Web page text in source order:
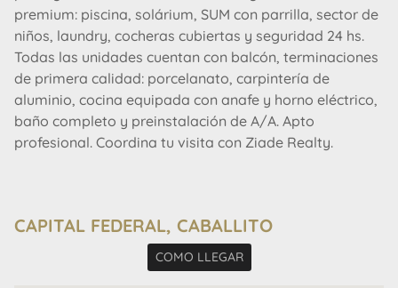
premium: piscina, solárium, SUM con parrilla, sector de
niños, laundry, cocheras cubiertas y seguridad 24 hs.
Todas las unidades cuentan con balcón, terminaciones
de primera calidad: porcelanato, carpintería de
aluminio, cocina equipada con anafe y horno eléctrico,
baño completo y preinstalación de A/A. Apto
profesional. Coordina tu visita con Ziade Realty.
CAPITAL FEDERAL, CABALLITO
COMO LLEGAR